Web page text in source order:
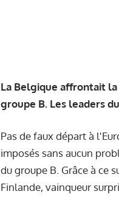
La Belgique affrontait la
groupe B. Les leaders
Pas de faux départ à
imposés sans aucun
du groupe B. Grâce à ce
Finlande, vainqueur